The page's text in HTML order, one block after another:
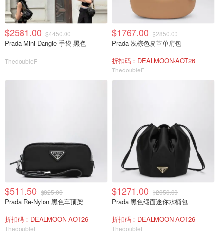
$2581.00 $4450.00
Prada Mini Dangle 手袋 黑色
ThedoubleF
$1767.00 $2850.00
Prada 浅棕色皮革单肩包
折扣码：DEALMOON-AOT26
ThedoubleF
$511.50 $825.00
Prada Re-Nylon 黑色车顶架
折扣码：DEALMOON-AOT26
ThedoubleF
$1271.00 $2050.00
Prada 黑色缎面迷你水桶包
折扣码：DEALMOON-AOT26
ThedoubleF